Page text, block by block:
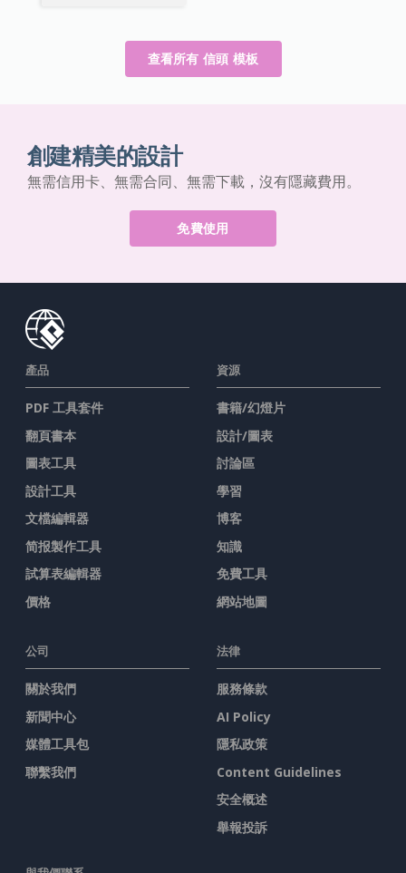
查看所有 信頭 模板
創建精美的設計
無需信用卡、無需合同、無需下載，沒有隱藏費用。
免費使用
產品
PDF 工具套件
翻頁書本
圖表工具
設計工具
文檔編輯器
简报製作工具
試算表編輯器
價格
資源
書籍/幻燈片
設計/圖表
討論區
學習
博客
知識
免費工具
網站地圖
公司
關於我們
新聞中心
媒體工具包
聯繫我們
法律
服務條款
AI Policy
隱私政策
Content Guidelines
安全概述
舉報投訴